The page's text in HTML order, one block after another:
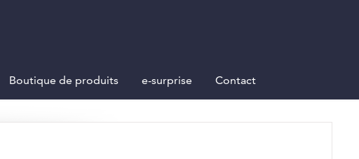
Boutique de produits e-surprise Contact